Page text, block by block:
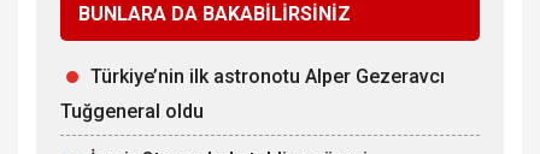
BUNLARA DA BAKABİLİRSİNİZ
Türkiye’nin ilk astronotu Alper Gezeravcı
Tuğgeneral oldu